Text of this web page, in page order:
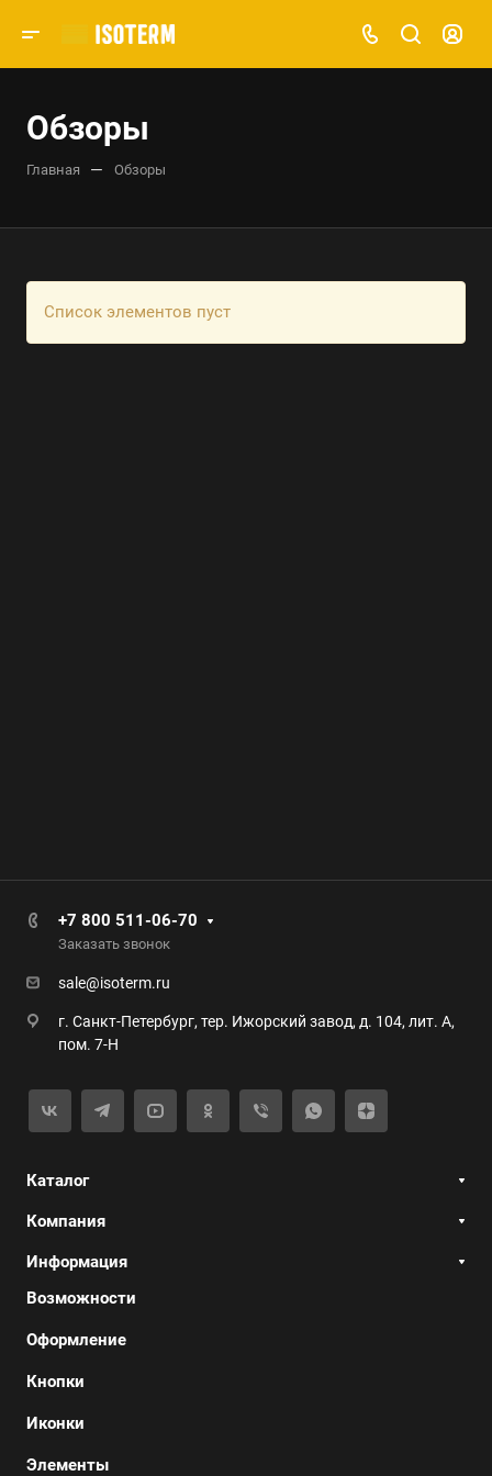
Обзоры
Главная — Обзоры
Список элементов пуст
+7 800 511-06-70
Заказать звонок
sale@isoterm.ru
г. Санкт-Петербург, тер. Ижорский завод, д. 104, лит. А,
пом. 7-Н
Каталог
Компания
Информация
Возможности
Оформление
Кнопки
Иконки
Элементы